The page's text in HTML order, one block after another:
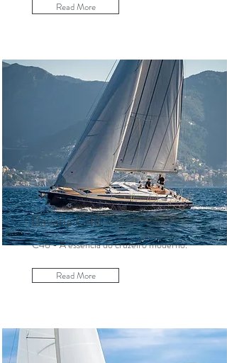
Read More
Bavaria C46
C46 - A essência do cruzeiro moderno.
Read More